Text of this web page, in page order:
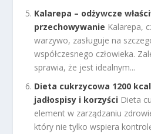
Kalarepa – odżywcze
przechowywanie Kalarepa,
warzywo, zasługuje na
współczesnego człowieka.
sprawia, że jest idealnym...
Dieta cukrzycowa 1200
jadłospisy i korzyści Dieta
element w zarządzaniu
który nie tylko wspiera